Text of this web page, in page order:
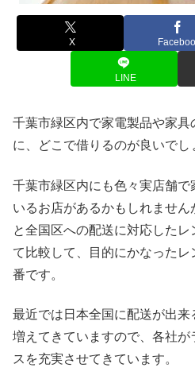
X
LINE
千葉市緑区内で家電製品や家
に、どこで借りるのが良いでし
千葉市緑区内にも色々実店舗
いるお店があるかもしれません
と全国区への配送に対応した
て比較して、目的にかなった
番です。
最近では日本全国に配送が出
増えてきていますので、各社
スを充実させてきています。